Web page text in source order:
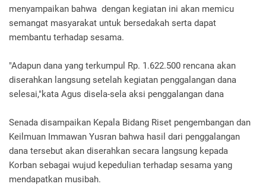
menyampaikan bahwa dengan kegiatan ini akan memicu
semangat masyarakat untuk bersedakah serta dapat
membantu terhadap sesama.
"Adapun dana yang terkumpul Rp. 1.622.500 rencana akan
diserahkan langsung setelah kegiatan penggalangan dana
selesai,"kata Agus disela-sela aksi penggalangan dana
Senada disampaikan Kepala Bidang Riset pengembangan dan
Keilmuan Immawan Yusran bahwa hasil dari penggalangan
dana tersebut akan diserahkan secara langsung kepada
Korban sebagai wujud kepedulian terhadap sesama yang
mendapatkan musibah.